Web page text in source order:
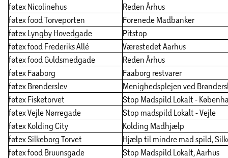
føtex Nicolinehus
Reden Århus
føtex food Torveporten
Forenede Madbanker
føtex Lyngby Hovedgade
Pitstop
føtex food Frederiks Allé
Værestedet Aarhus
føtex food Guldsmedgade
Reden Århus
føtex Faaborg
Faaborg restvarer
føtex Brønderslev
Menighedsplejen ved
føtex Fisketorvet
Stop Madspild Lokalt -
føtex Vejle Nørregade
Stop madspild Lokalt - Vejle
føtex Kolding City
Kolding Madhjælp
føtex Silkeborg Torvet
Hjælp til mindre mad spild,
føtex food Bruunsgade
Stop Madspild Lokalt, Aarhus